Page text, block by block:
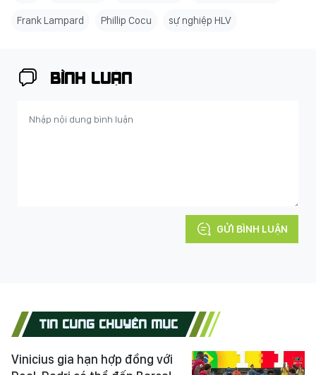
Frank Lampard Phillip Cocu sự nghiệp HLV
BÌNH LUẬN
GỬI BÌNH LUẬN
TIN CÙNG CHUYÊN MỤC
Vinicius gia hạn hợp đồng với